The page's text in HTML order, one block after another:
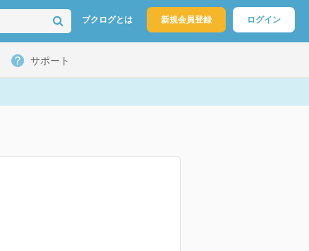
ブクログとは 新規会員登録 ログイン
サポート